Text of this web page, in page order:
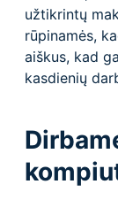
užtikrintų
rūpinamės,
aiškus, kad
kasdienių